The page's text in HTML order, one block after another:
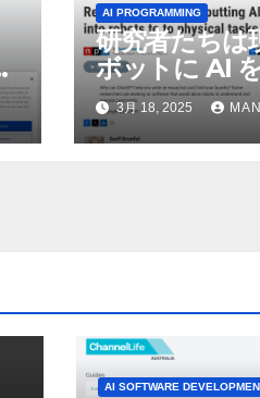
AI PROGRAMMING
研究者たちは
ボットに AI
んで物理的な
行させている
ン パブリッ
3月 18, 2025
AI SOFTWARE